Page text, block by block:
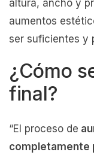
altura, ancho y
aumentos
ser suficientes y
¿Cómo
final?
“El proceso de
completamente